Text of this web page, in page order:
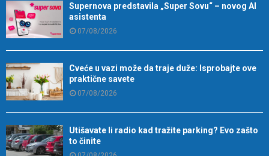
Supernova predstavila „Super Sovu“ – novog AI
asistenta
07/08/2026
Cveće u vazi može da traje duže: Isprobajte ove
praktične savete
07/08/2026
Utišavate li radio kad tražite parking? Evo zašto
to činite